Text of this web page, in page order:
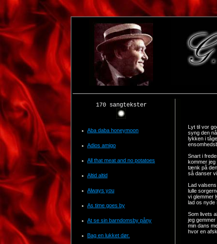
170 sangtekster
Aba daba honeymoon
Adios amigo
All that meat and no potatoes
Altid altid
Always you
As time goes by
At se sin barndomsby påny
Bag en lukket dør.
Lyt til vor
syng den
lykken i
Snart i
kommer jeg
tænk på
så danser
Lad
lulle
vi glemmer
lad os nyde
Som livets
jeg gemmer
min dans
hvor en